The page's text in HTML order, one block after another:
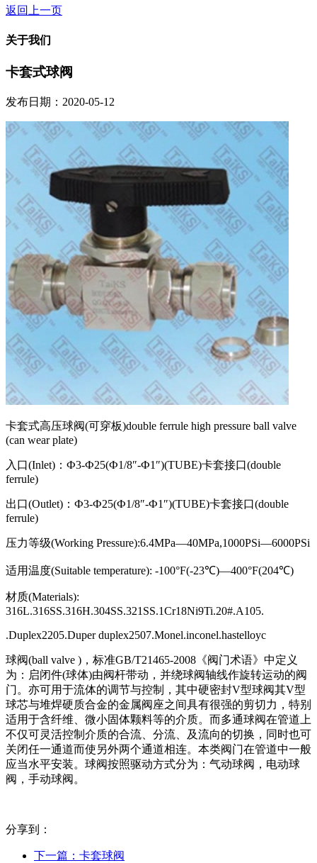
返回上一页
关于我们
卡套式球阀
发布日期：2020-05-12
卡套式高压球阀(可穿板)double ferrule high pressure ball valve
(can wear plate)
入口(Inlet)：Ф3-Ф25(Ф1/8″-Ф1″)(TUBE)卡套接口(double
ferrule)
出口(Outlet)：Ф3-Ф25(Ф1/8″-Ф1″)(TUBE)卡套接口(double
ferrule)
压力等级(Working Pressure):6.4MPa—40MPa,1000PSi—6000PSi
适用温度(Suitable temperature): -100°F(-23℃)—400°F(204℃)
材质(Materials):
316L.316SS.316H.304SS.321SS.1Cr18Ni9Ti.20#.A105.
.Duplex2205.Duper duplex2507.Monel.inconel.hastelloyc
球阀(ball valve )，标准GB/T21465-2008《阀门术语》中定义
为：启闭件(球体)由阀杆带动，并绕球阀轴线作旋转运动的阀
门。亦可用于流体的调节与控制，其中硬密封V型球阀其V型
球芯与堆焊硬质合金的金属阀座之间具有很强的剪切力，特别
适用于含纤维、微小固体颗料等的介质。而多通球阀在管道上
不仅可灵活控制介质的合流、分流、及流向的切换，同时也可
关闭任一通道而使另外两个通道相连。本类阀门在管道中一般
应当水平安装。球阀按照驱动方式分为：气动球阀，电动球
阀，手动球阀。
分享到：
下一篇： 卡套球阀